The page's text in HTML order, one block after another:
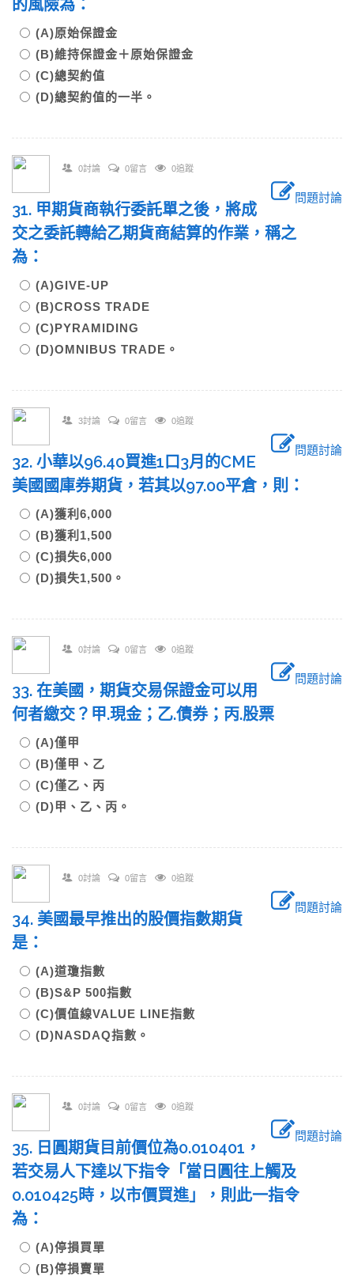
的風險為：
(A)原始保證金
(B)維持保證金＋原始保證金
(C)總契約值
(D)總契約值的一半。
0討論 0留言 0追蹤
問題討論
31. 甲期貨商執行委託單之後，將成
交之委託轉給乙期貨商結算的作業，稱之
為：
(A)GIVE-UP
(B)CROSS TRADE
(C)PYRAMIDING
(D)OMNIBUS TRADE。
3討論 0留言 0追蹤
問題討論
32. 小華以96.40買進1口3月的CME
美國國庫券期貨，若其以97.00平倉，則：
(A)獲利6,000
(B)獲利1,500
(C)損失6,000
(D)損失1,500。
0討論 0留言 0追蹤
問題討論
33. 在美國，期貨交易保證金可以用
何者繳交？甲.現金；乙.債券；丙.股票
(A)僅甲
(B)僅甲、乙
(C)僅乙、丙
(D)甲、乙、丙。
0討論 0留言 0追蹤
問題討論
34. 美國最早推出的股價指數期貨
是：
(A)道瓊指數
(B)S&P 500指數
(C)價值線VALUE LINE指數
(D)NASDAQ指數。
0討論 0留言 0追蹤
問題討論
35. 日圓期貨目前價位為0.010401，
若交易人下達以下指令「當日圓往上觸及
0.010425時，以市價買進」，則此一指令
為：
(A)停損買單
(B)停損賣單